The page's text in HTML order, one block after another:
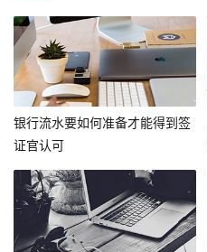
银行流水要如何准备才能得到签
证官认可